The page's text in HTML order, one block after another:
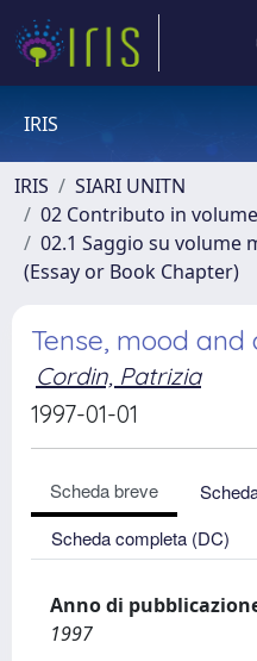
IRIS
IRIS
SIARI UNITN
02 Contributo in
02.1 Saggio su volume
(Essay or Book Chapter)
Tense, mood
Cordin, Patrizia
1997-01-01
Scheda breve
Scheda completa (DC)
Anno di
1997